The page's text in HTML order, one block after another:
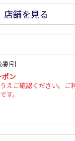
店舗を見る
割引
ポン
えご確認ください。ご
す。